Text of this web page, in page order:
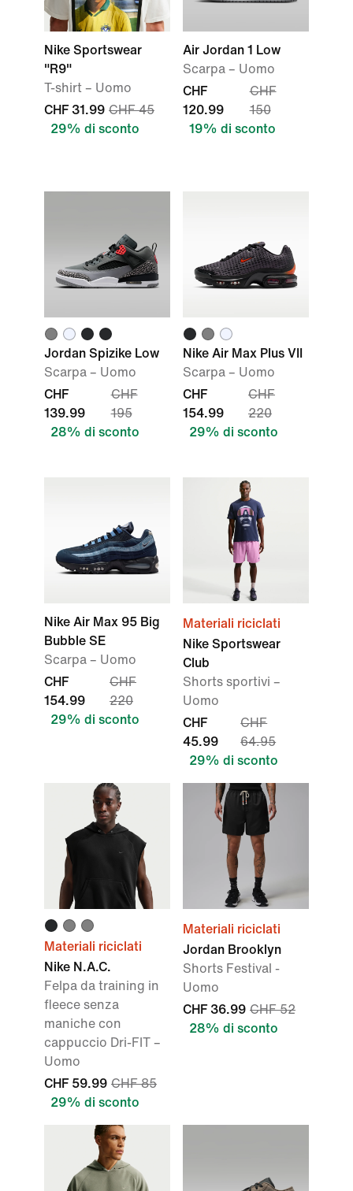
Nike Sportswear
"R9"
T-shirt – Uomo
CHF 31.99 CHF 45
29% di sconto
Air Jordan 1 Low
Scarpa – Uomo
CHF
120.99
CHF
150
19% di sconto
Jordan Spizike Low
Scarpa – Uomo
CHF
139.99
CHF
195
28% di sconto
Nike Air Max Plus VII
Scarpa – Uomo
CHF
154.99
CHF
220
29% di sconto
Nike Air Max 95 Big
Bubble SE
Scarpa – Uomo
CHF
154.99
CHF
220
29% di sconto
Materiali riciclati
Nike Sportswear
Club
Shorts sportivi –
Uomo
CHF
45.99
CHF
64.95
29% di sconto
Materiali riciclati
Nike N.A.C.
Felpa da training in
fleece senza
maniche con
cappuccio Dri-FIT –
Uomo
CHF 59.99 CHF 85
29% di sconto
Materiali riciclati
Jordan Brooklyn
Shorts Festival -
Uomo
CHF 36.99 CHF 52
28% di sconto